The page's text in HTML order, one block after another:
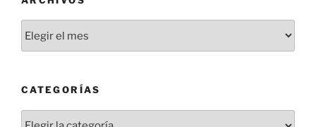
CATEGORÍAS